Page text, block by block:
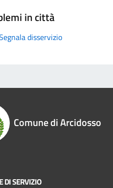
in città
disservizio
Comune di Arcidosso
DI SERVIZIO